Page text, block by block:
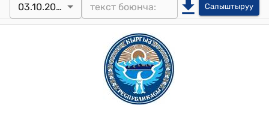
03.10.2015 Салыштыруу